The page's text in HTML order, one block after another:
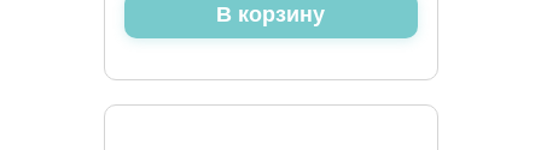
В корзину